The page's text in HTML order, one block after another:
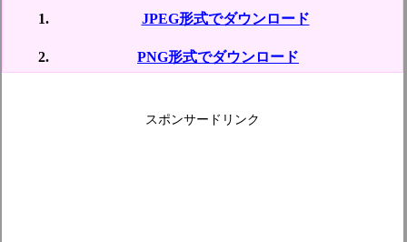
JPEG形式でダウンロード
PNG形式でダウンロード
スポンサードリンク